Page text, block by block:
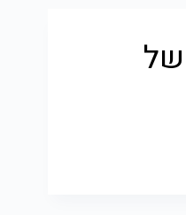
סקר הדחה 13 של